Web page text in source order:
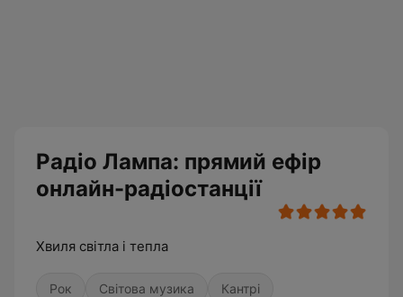
Радіо Лампа: прямий ефір
онлайн-радіостанції
Хвиля світла і тепла
Рок Світова музика Кантрі